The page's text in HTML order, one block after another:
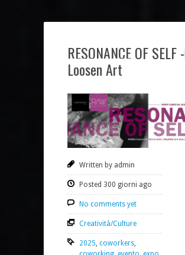
RESONANCE OF SELF –
Loosen Art
Written by admin
Posted 300 giorni ago
No comments yet
Creatività/Culture
2025 coworkers